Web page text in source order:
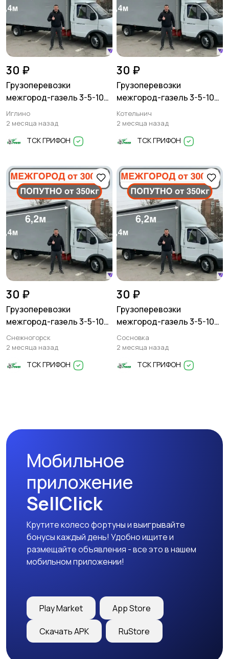
30 ₽
Грузоперевозки
межгород-газель 3-5-10
тонн
Иглино
2 месяца назад
ТСК ГРИФОН
30 ₽
Грузоперевозки
межгород-газель 3-5-10
тонн
Котельнич
2 месяца назад
ТСК ГРИФОН
30 ₽
Грузоперевозки
межгород-газель 3-5-10
тонн
Снежногорск
2 месяца назад
ТСК ГРИФОН
30 ₽
Грузоперевозки
межгород-газель 3-5-10
тонн
Сосновка
2 месяца назад
ТСК ГРИФОН
Мобильное
приложение
SellClick
Крутите колесо фортуны и выигрывайте
бонусы каждый день! Удобно ищите и
размещайте объявления - все это в нашем
мобильном приложении!
Play Market App Store
Скачать APK RuStore